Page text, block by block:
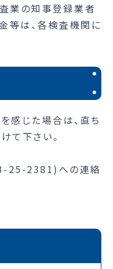
業の知事登録業者
等は、各検査機関に
感じた場合は、直ち
て下さい。
25-2381)への連絡